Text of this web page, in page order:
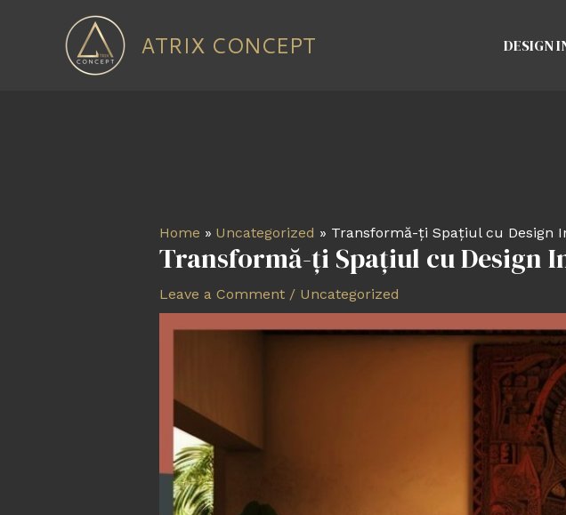
ATRIX CONCEPT DESIGN
Home Uncategorized Transformă-ți Spațiul cu Design
Transformă-ți Spațiul cu Design
Leave a Comment / Uncategorized